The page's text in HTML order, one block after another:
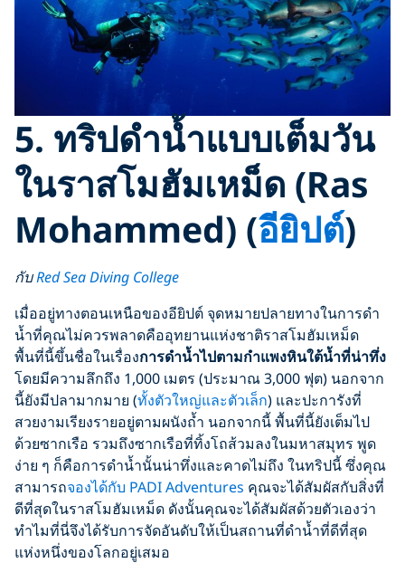
5. ทริปดำน้ำแบบเต็มวัน
ในราสโมฮัมเหม็ด (Ras
Mohammed) (อียิปต์)
กับRed Sea Diving College
เมื่ออยู่ทางตอนเหนือของอียิปต์ จุดหมายปลายทางในการดำ
น้ำที่คุณไม่ควรพลาดคืออุทยานแห่งชาติราสโมฮัมเหม็ด
พื้นที่นี้ขึ้นชื่อในเรื่องการดำน้ำไปตามกำแพงหินใต้น้ำที่น่าทึ่ง
โดยมีความลึกถึง 1,000 เมตร (ประมาณ 3,000 ฟุต) นอกจาก
นี้ยังมีปลามากมาย (ทั้งตัวใหญ่และตัวเล็ก) และปะการังที่
สวยงามเรียงรายอยู่ตามผนังถ้ำ นอกจากนี้ พื้นที่นี้ยังเต็มไป
ด้วยซากเรือ รวมถึงซากเรือที่ทิ้งโถส้วมลงในมหาสมุทร พูด
ง่าย ๆ ก็คือการดำน้ำนั้นน่าทึ่งและคาดไม่ถึง ในทริปนี้ ซึ่งคุณ
สามารถจองได้กับ PADI Adventures คุณจะได้สัมผัสกับสิ่งที่
ดีที่สุดในราสโมฮัมเหม็ด ดังนั้นคุณจะได้สัมผัสด้วยตัวเองว่า
ทำไมที่นี่จึงได้รับการจัดอันดับให้เป็นสถานที่ดำน้ำที่ดีที่สุด
แห่งหนึ่งของโลกอยู่เสมอ